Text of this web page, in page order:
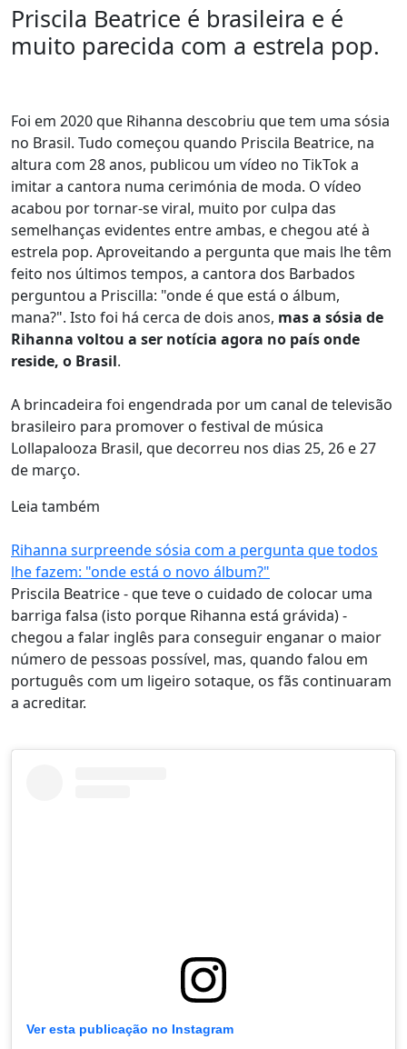
Priscila Beatrice é brasileira e é
muito parecida com a estrela pop.
Foi em 2020 que Rihanna descobriu que tem uma sósia
no Brasil. Tudo começou quando Priscila Beatrice, na
altura com 28 anos, publicou um vídeo no TikTok a
imitar a cantora numa cerimónia de moda. O vídeo
acabou por tornar-se viral, muito por culpa das
semelhanças evidentes entre ambas, e chegou até à
estrela pop. Aproveitando a pergunta que mais lhe têm
feito nos últimos tempos, a cantora dos Barbados
perguntou a Priscilla: "onde é que está o álbum,
mana?". Isto foi há cerca de dois anos, mas a sósia de
Rihanna voltou a ser notícia agora no país onde
reside, o Brasil.
A brincadeira foi engendrada por um canal de televisão
brasileiro para promover o festival de música
Lollapalooza Brasil, que decorreu nos dias 25, 26 e 27
de março.
Leia também
Rihanna surpreende sósia com a pergunta que todos
lhe fazem: "onde está o novo álbum?"
Priscila Beatrice - que teve o cuidado de colocar uma
barriga falsa (isto porque Rihanna está grávida) -
chegou a falar inglês para conseguir enganar o maior
número de pessoas possível, mas, quando falou em
português com um ligeiro sotaque, os fãs continuaram
a acreditar.
Ver esta publicação no Instagram